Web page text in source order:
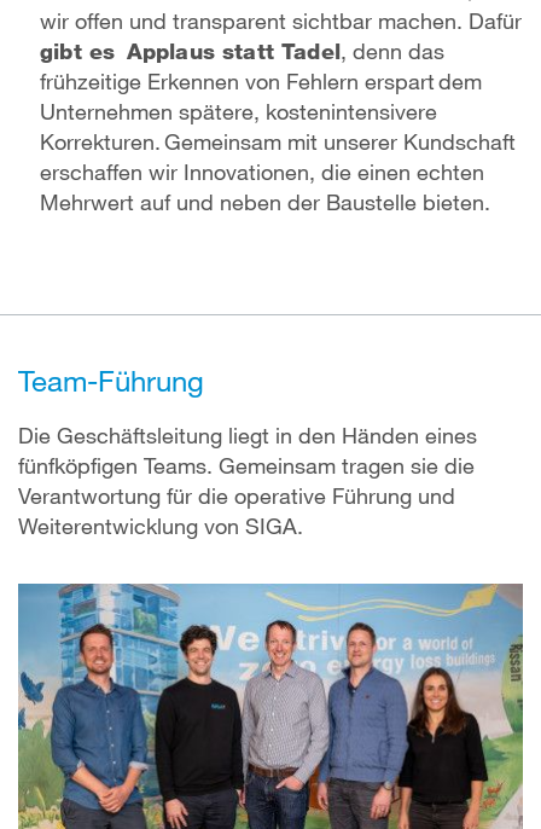
wir offen und transparent sichtbar machen. Dafür
gibt es Applaus statt Tadel, denn das
frühzeitige Erkennen von Fehlern erspart dem
Unternehmen spätere, kostenintensivere
Korrekturen. Gemeinsam mit unserer Kundschaft
erschaffen wir Innovationen, die einen echten
Mehrwert auf und neben der Baustelle bieten.
Team-Führung
Die Geschäftsleitung liegt in den Händen eines
fünfköpfigen Teams. Gemeinsam tragen sie die
Verantwortung für die operative Führung und
Weiterentwicklung von SIGA.